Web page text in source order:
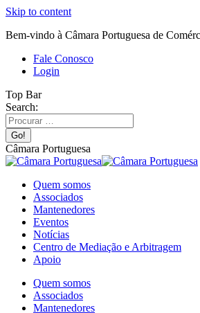
Skip to content
Bem-vindo à Câmara Portuguesa de
Fale Conosco
Login
Top Bar
Search:
Câmara Portuguesa
Quem somos
Associados
Mantenedores
Eventos
Notícias
Centro de Mediação e Arbitragem
Apoio
Quem somos
Associados
Mantenedores